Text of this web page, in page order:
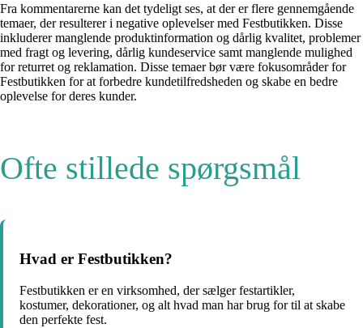
Fra kommentarerne kan det tydeligt ses, at der er flere gennemgående
temaer, der resulterer i negative oplevelser med Festbutikken. Disse
inkluderer manglende produktinformation og dårlig kvalitet, problemer
med fragt og levering, dårlig kundeservice samt manglende mulighed
for returret og reklamation. Disse temaer bør være fokusområder for
Festbutikken for at forbedre kundetilfredsheden og skabe en bedre
oplevelse for deres kunder.
Ofte stillede spørgsmål
Hvad er Festbutikken?
Festbutikken er en virksomhed, der sælger festartikler,
kostumer, dekorationer, og alt hvad man har brug for til at skabe
den perfekte fest.